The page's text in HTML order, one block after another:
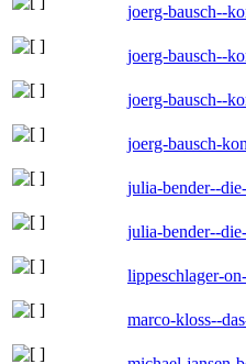
joerg-bausch--
joerg-bausch--
joerg-bausch--
joerg-bausch-
julia-bender--
julia-bender--
lippeschlager-
marco-kloss--